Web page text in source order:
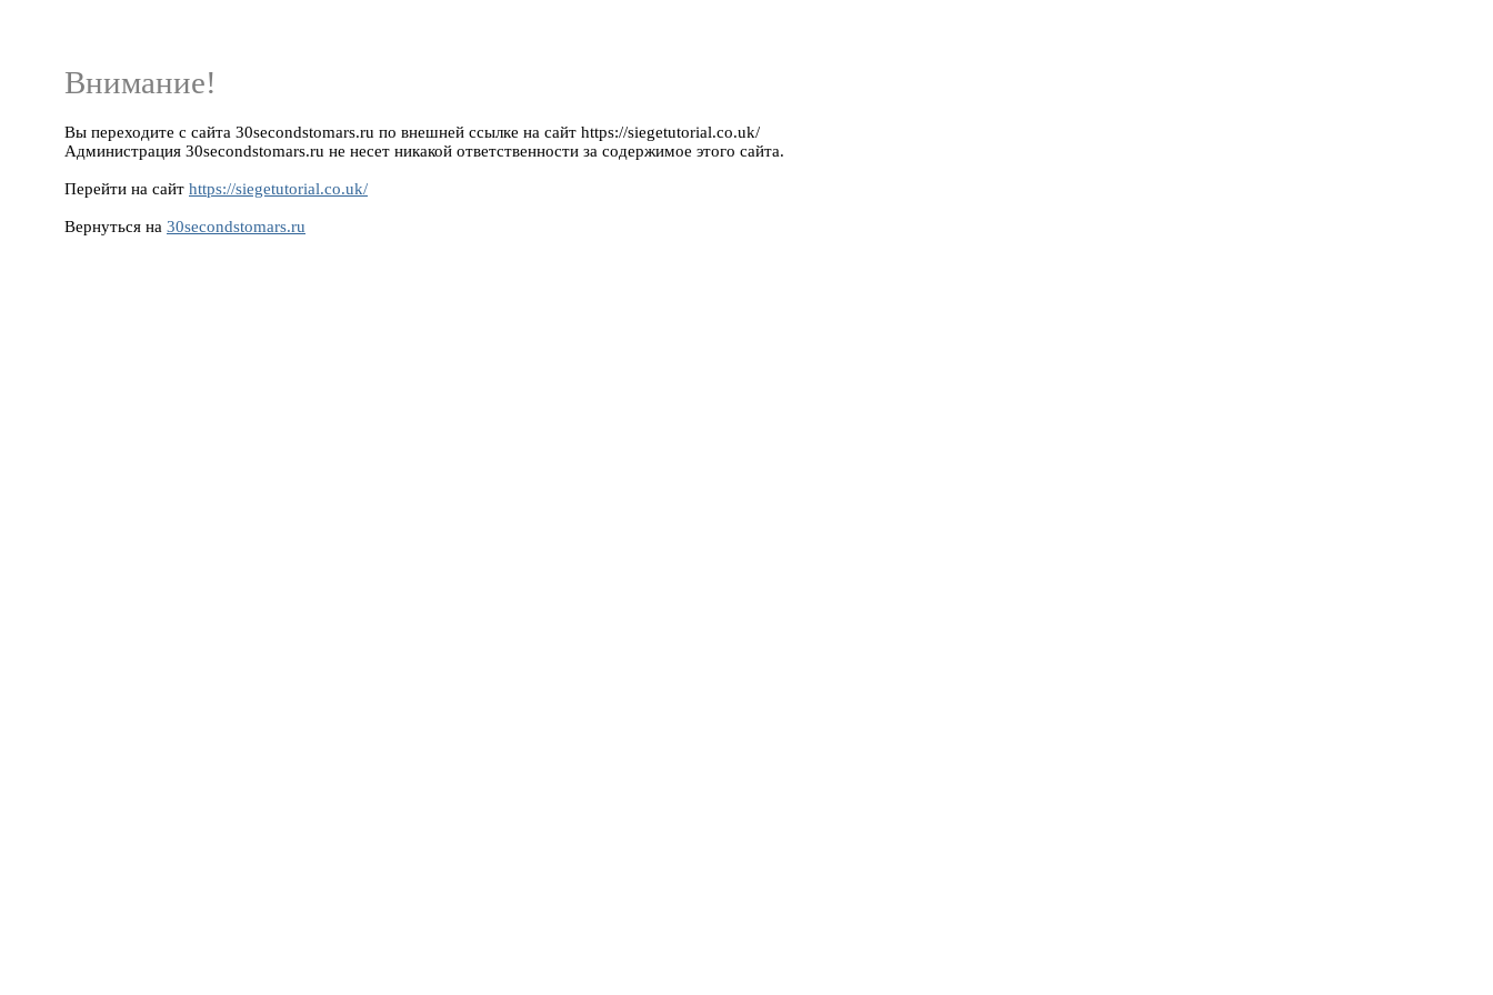
Внимание!
Вы переходите с сайта 30secondstomars.ru по внешней ссылке на сайт https://siegetutorial.co.uk/
Администрация 30secondstomars.ru не несет никакой ответственности за содержимое этого сайта.
Перейти на сайт https://siegetutorial.co.uk/
Вернуться на 30secondstomars.ru